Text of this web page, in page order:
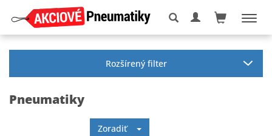
Rozšírený filter
Pneumatiky
Zoradiť